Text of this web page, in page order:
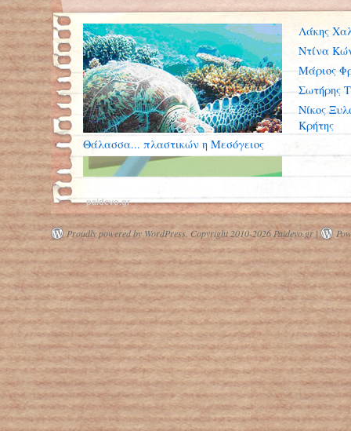
Θάλασσα... πλαστικών η Μεσόγειος
Θεσσαλονίκη: Ρομποτικό σύστημα
μαθητών δημοτικού σώζει ζωές
Λάκης
Ντίνα
Μάριος
Σωτήρης
Νίκος
Κρήτης
paidevo.gr
Proudly powered by WordPress. Copyright 2010-2026 Paidevo.gr |